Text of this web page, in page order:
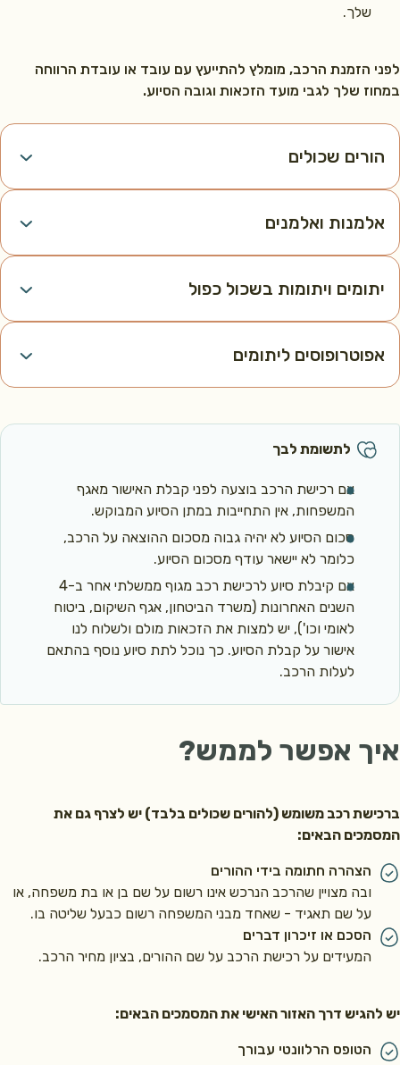
שלך.
הזמנת הרכב, מומלץ להתייעץ עם עובד או עובדת הרווחה
שלך לגבי מועד הזכאות וגובה הסיוע.
שכולים
ואלמנים
ויתומות בשכול כפול
ליתומים
שכולים
רכב חדש בפעם הראשונה
הפעם הראשונה שפנית לקבלת סיוע לרכישת רכב מהאגף, יינתנו לך
, ואפשרות להלוואה בגובה 37,281 ₪
בשכול כפול -הורים ששכלו יותר מילד אחד זכאים לקבל סכום כפול של המענק וההלוואה
רכב חדש
רכב לאחר תקופה של 4 שנים ואילך ולקבל מענק בגובה
רכב משומש בפעם הראשונה, או החלפתו
יכולים לקנות רכב משומש בתנאי שגילו לא עולה על 60 חודשים מיום עלייתו לכביש.
לדעת לגבי רכישת רכב משומש
מועד הזכאות לרכישה מחושב לפי תאריך העברת הבעלות על שם
לבך:
יחיד,
בשכול כפול זכאים לסיוע של 200% לרכישת רכב אחד, או לסיוע כפול של 100% לרכישת שני רכבים.
ואלמנים
לרכוש רכב, לא ניתן לממש את הסיוע לרכישת קלנועית באותה תקופת
הפעם הראשונה שפנית לקבלת סיוע לרכישת רכב מהאגף, יינתנו
בשכול כפול -זכאית ברכישת רכב ראשון לקבל את סכום הסיוע
לתשומת לבך
אם רכישת הרכב בוצעה לפני קבלת האישור מאגף
המשפחות, אין התחייבות במתן הסיוע המבוקש.
סכום הסיוע לא יהיה גבוה מסכום ההוצאה על הרכב,
כלומר לא יישאר עודף מסכום הסיוע.
אם קיבלת סיוע לרכישת רכב מגוף ממשלתי אחר ב-4
השנים האחרונות (משרד הביטחון, אגף השיקום, ביטוח
לאומי וכו'), יש למצות את הזכאות מולם ולשלוח לנו
אישור על קבלת הסיוע. כך נוכל לתת סיוע נוסף בהתאם
לעלות הרכב.
אפשר לממש?
רכב משומש (להורים שכולים בלבד) יש לצרף גם את
הבאים:
הצהרה חתומה בידי ההורים
ובה מצויין שהרכב הנרכש אינו רשום על שם בן או בת משפחה, או
על שם תאגיד - שאחד מבני המשפחה רשום כבעל שליטה בו.
הסכם או זיכרון דברים
המעידים על רכישת הרכב על שם ההורים, בציון מחיר הרכב.
דרך האזור האישי את המסמכים הבאים:
הטופס הרלוונטי עבורך